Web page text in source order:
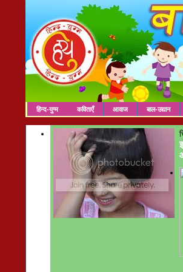
हिन्द-युग्म कविताएँ आवाज बाल-उद्यान